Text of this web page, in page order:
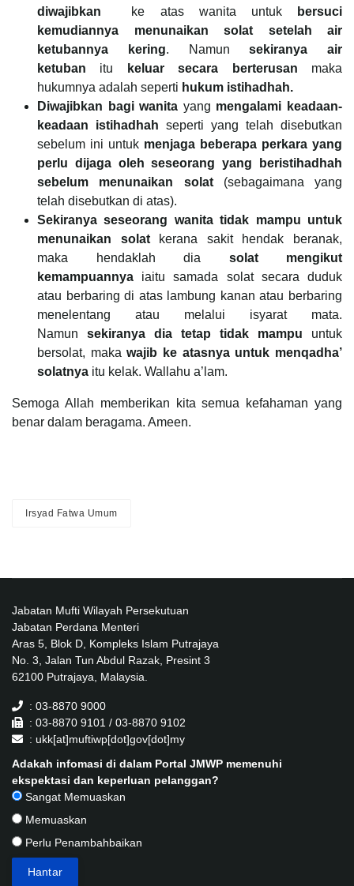
diwajibkan ke atas wanita untuk
bersuci
kemudiannya menunaikan solat setelah air
ketubannya kering. Namunsekiranya air
ketuban itu keluar secara berterusan maka
hukumnya adalah seperti hukum istihadhah.
Diwajibkan bagi wanita yang mengalami keadaan-
keadaan istihadhah seperti yang telah disebutkan
sebelum ini untuk menjaga beberapa perkara yang
perlu dijaga oleh seseorang yang beristihadhah
sebelum menunaikan solat (sebagaimana yang
telah disebutkan di atas).
Sekiranya seseorang wanita tidak mampu untuk
menunaikan solat
kerana sakit hendak beranak,
maka hendaklah dia solat mengikut
kemampuannya iaitu samada solat secara duduk
atau berbaring di atas lambung kanan atau berbaring
menelentang atau melalui isyarat mata.
Namun sekiranya dia tetap tidak mampu untuk
bersolat, makawajib ke atasnya untuk menqadha’
solatnya itu kelak. Wallahu a’lam.
Semoga Allah memberikan kita semua kefahaman yang
benar dalam beragama. Ameen.
Irsyad Fatwa Umum
Jabatan Mufti Wilayah Persekutuan
Jabatan Perdana Menteri
Aras 5, Blok D, Kompleks Islam Putrajaya
No. 3, Jalan Tun Abdul Razak, Presint 3
62100 Putrajaya, Malaysia.
: 03-8870 9000
: 03-8870 9101 / 03-8870 9102
: ukk[at]muftiwp[dot]gov[dot]my
Adakah infomasi di dalam Portal JMWP memenuhi
ekspektasi dan keperluan pelanggan?
Sangat Memuaskan
Memuaskan
Perlu Penambahbaikan